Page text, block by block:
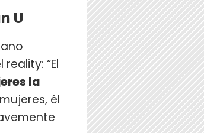
U
“El
la
él